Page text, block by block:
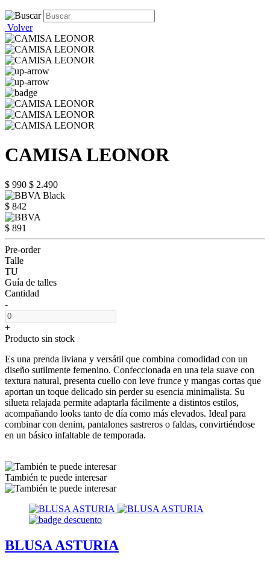
Volver
CAMISA LEONOR
$ 990 $ 2.490
$ 842
$ 891
Pre-order
Talle
TU
Guía de talles
Cantidad
-
+
Producto sin stock
Es una prenda liviana y versátil que combina comodidad con un
diseño sutilmente femenino. Confeccionada en una tela suave con
textura natural, presenta cuello con leve frunce y mangas cortas que
aportan un toque delicado sin perder su esencia minimalista. Su
silueta relajada permite adaptarla fácilmente a distintos estilos,
acompañando looks tanto de día como más elevados. Ideal para
combinar con denim, pantalones sastreros o faldas, convirtiéndose
en un básico infaltable de temporada.
También te puede interesar
BLUSA ASTURIA